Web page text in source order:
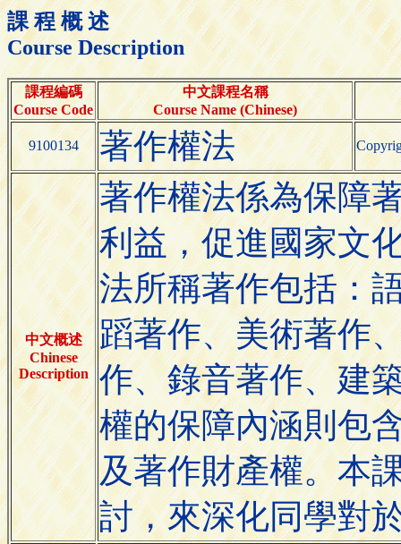
課 程 概 述
Course Description
課程編碼
Course Code
中文課程名稱
Course Name (Chinese)
9100134 著作權法
中文概述
Chinese
Description
著作權法係為保障
利益，促進國家文
法所稱著作包括：
蹈著作、美術著作
作、錄音著作、建
權的保障內涵則包
及著作財產權。本
討，來深化同學對